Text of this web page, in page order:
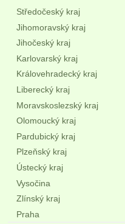
Středočeský kraj
Jihomoravský kraj
Jihočeský kraj
Karlovarský kraj
Královehradecký kraj
Liberecký kraj
Moravskoslezský kraj
Olomoucký kraj
Pardubický kraj
Plzeňský kraj
Ústecký kraj
Vysočina
Zlínský kraj
Praha